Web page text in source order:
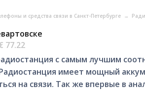
и средства связи в Санкт-Петербурге →
77.22
с самым лучшим
имеет мощный
на связи. Так же впервые в